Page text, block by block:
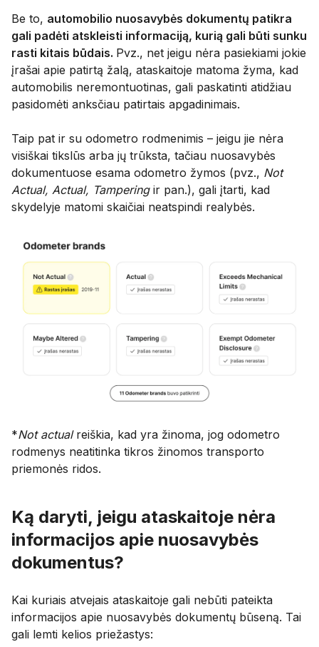
Be to, automobilio nuosavybės dokumentų patikra
gali padėti atskleisti informaciją, kurią gali būti sunku
rasti kitais būdais. Pvz., net jeigu nėra pasiekiami jokie
įrašai apie patirtą žalą, ataskaitoje matoma žyma, kad
automobilis neremontuotinas, gali paskatinti atidžiau
pasidomėti anksčiau patirtais apgadinimais.
Taip pat ir su odometro rodmenimis – jeigu jie nėra
visiškai tikslūs arba jų trūksta, tačiau nuosavybės
dokumentuose esama odometro žymos (pvz., Not
Actual, Actual, Tamperingir pan.), gali įtarti, kad
skydelyje matomi skaičiai neatspindi realybės.
*Not actual reiškia, kad yra žinoma, jog odometro
rodmenys neatitinka tikros žinomos transporto
priemonės ridos.
Ką daryti, jeigu ataskaitoje nėra
informacijos apie nuosavybės
dokumentus?
Kai kuriais atvejais ataskaitoje gali nebūti pateikta
informacijos apie nuosavybės dokumentų būseną. Tai
gali lemti kelios priežastys: